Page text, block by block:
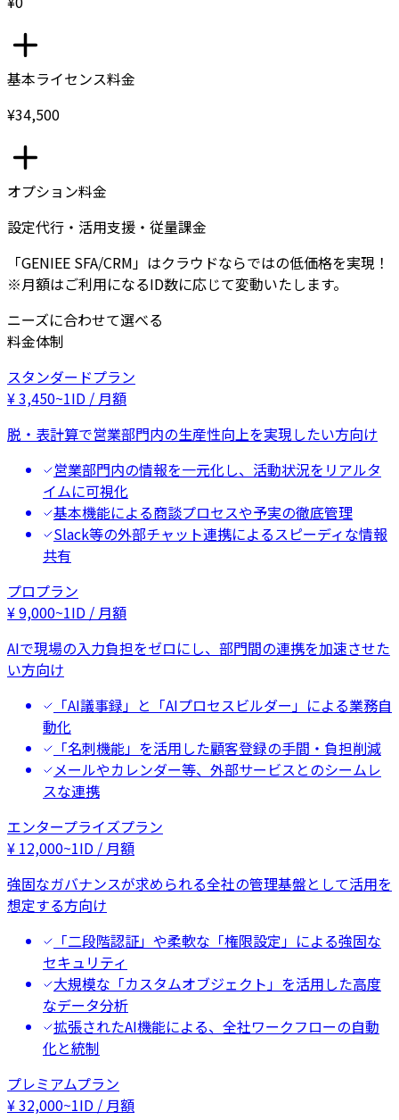
基本ライセンス料金
¥34,500
オプション料金
設定代行・活用支援・従量課金
「GENIEE SFA/CRM」はクラウドならではの低価格を実現！
※月額はご利用になるID数に応じて変動いたします。
ニーズに合わせて選べる
料金体制
スタンダードプラン
¥3,450~1ID / 月額
脱・表計算で営業部門内の生産性向上を実現したい方向け
営業部門内の情報を一元化し、活動状況をリアルタ
イムに可視化
基本機能による商談プロセスや予実の徹底管理
Slack等の外部チャット連携によるスピーディな情報
共有
プロプラン
¥9,000~1ID / 月額
AIで現場の入力負担をゼロにし、部門間の連携を加速させた
い方向け
「AI議事録」と「AIプロセスビルダー」による業務自
動化
「名刺機能」を活用した顧客登録の手間・負担削減
メールやカレンダー等、外部サービスとのシームレ
スな連携
エンタープライズプラン
¥ 12,000~1ID / 月額
強固なガバナンスが求められる全社の管理基盤として活用を
想定する方向け
「二段階認証」や柔軟な「権限設定」による強固な
セキュリティ
大規模な「カスタムオブジェクト」を活用した高度
なデータ分析
拡張されたAI機能による、全社ワークフローの自動
化と統制
プレミアムプラン
¥32,000~1ID / 月額